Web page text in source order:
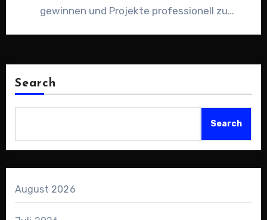
gewinnen und Projekte professionell zu
Search
Search
August 2026